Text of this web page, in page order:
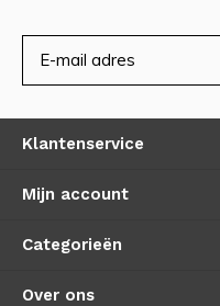
Klantenservice
Mijn account
Categorieën
Over ons